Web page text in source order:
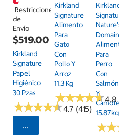
Restricciones
de
Envío
$519.00
Kirkland
Signature
Papel
Higiénico
30 Pzas
★★★★★
★★★★★4.7 (415)
Seleccionar Código Postal
Kirkland
Signature
Alimento
Para
Gato
Con
Pollo Y
Arroz
11.3 Kg
★★★★★
★★★★★4.8
Domain
Para
Perro
Con
Salmón
Y
15.87kg
★★
★★